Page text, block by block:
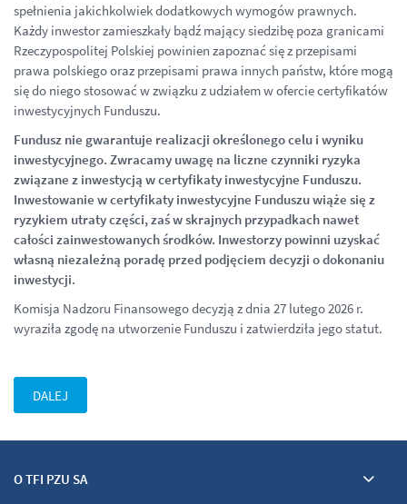
spełnienia jakichkolwiek dodatkowych wymogów prawnych.
Każdy inwestor zamieszkały bądź mający siedzibę poza granicami
Rzeczypospolitej Polskiej powinien zapoznać się z przepisami
prawa polskiego oraz przepisami prawa innych państw, które mogą
się do niego stosować w związku z udziałem w ofercie certyfikatów
inwestycyjnych Funduszu.
Fundusz nie gwarantuje realizacji określonego celu i wyniku
inwestycyjnego. Zwracamy uwagę na liczne czynniki ryzyka
związane z inwestycją w certyfikaty inwestycyjne Funduszu.
Inwestowanie w certyfikaty inwestycyjne Funduszu wiąże się z
ryzykiem utraty części, zaś w skrajnych przypadkach nawet
całości zainwestowanych środków. Inwestorzy powinni uzyskać
własną niezależną poradę przed podjęciem decyzji o dokonaniu
inwestycji.
Komisja Nadzoru Finansowego decyzją z dnia 27 lutego 2026 r.
wyraziła zgodę na utworzenie Funduszu i zatwierdziła jego statut.
DALEJ
O TFI PZU SA